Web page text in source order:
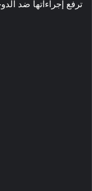
ترفع إجراءاتها ضد